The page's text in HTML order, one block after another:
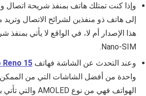
وإذا كنت تمتلك هاتف بمنفذ شريحة اتصال
إلى هاتف ذو منفذين لشرائح الاتصال
هذا الإصدار أم لا، في الواقع لا يأتي بمنفذ
Nano-SIM.
وعند التحدث عن الشاشة فهاتف Reno 15
واحدة من أفضل الشاشات التي من الممكن
الهواتف فهي من نوع AMOLED والتي تأتي بدقة 1256×2760